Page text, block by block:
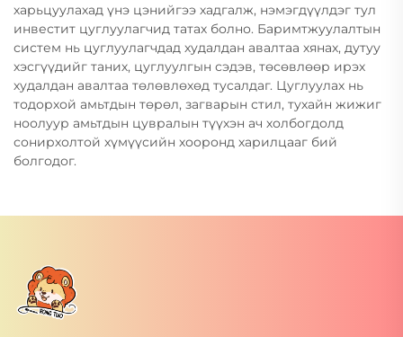
харьцуулахад үнэ цэнийгээ хадгалж, нэмэгдүүлдэг тул
инвестит цуглуулагчид татах болно. Баримтжуулалтын
систем нь цуглуулагчдад худалдан авалтаа хянах, дутуу
хэсгүүдийг таних, цуглуулгын сэдэв, төсөвлөөр ирэх
худалдан авалтаа төлөвлөхөд тусалдаг. Цуглуулах нь
тодорхой амьтдын төрөл, загварын стил, тухайн жижиг
ноолуур амьтдын цувралын түүхэн ач холбогдолд
сонирхолтой хүмүүсийн хооронд харилцааг бий
болгодог.